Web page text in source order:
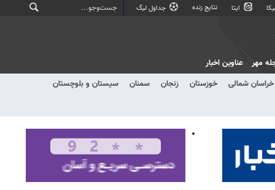
ایتا نتایج زنده جداول لیگ
خراسان شمالی خوزستان زنجان سمنان
سیستان و بلوچستان
مهر عناوین اخبار